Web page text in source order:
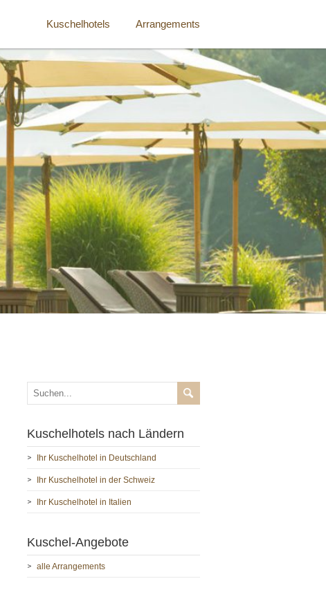
Kuschelhotels Arrangements
Kuschelhotels nach Ländern
Ihr Kuschelhotel in Deutschland
Ihr Kuschelhotel in der Schweiz
Ihr Kuschelhotel in Italien
Kuschel-Angebote
alle Arrangements